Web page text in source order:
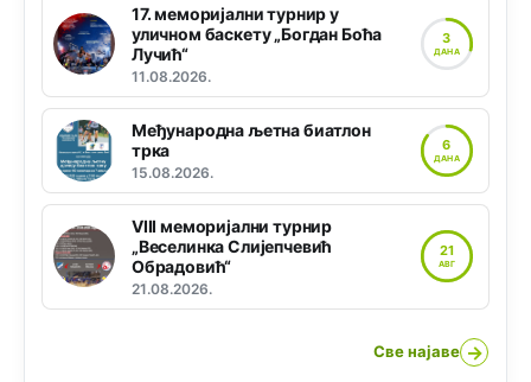
17. меморијални турнир у
уличном баскету „Богдан Боћа
Лучић“
11.08.2026.
3
ДАНА
Међународна љетна биатлон
трка
15.08.2026.
6
ДАНА
VIII меморијални турнир
„Веселинка Слијепчевић
Обрадовић“
21.08.2026.
21
АВГ
Све најаве →